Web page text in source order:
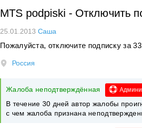
MTS podpiski - Отключить
25.01.2013 Саша
Пожалуйста, отключите подписку за
Россия
Жалоба неподтверждённая
В течение 30 дней автор жалобы
с чем жалоба признана